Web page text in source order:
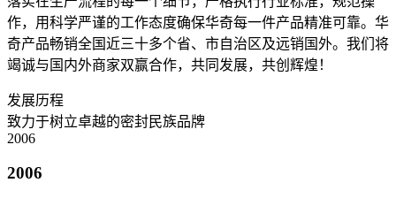
作，用科学严谨的工作态度确保华奇每一件产品精准可靠。华
奇产品畅销全国近三十多个省、市自治区及远销国外。我们将
竭诚与国内外商家双赢合作，共同发展，共创辉煌！
发展历程
致力于树立卓越的密封民族品牌
2006
2006